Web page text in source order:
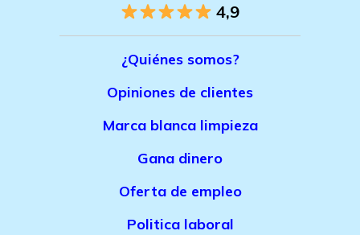
4,9
¿Quiénes somos?
Opiniones de clientes
Marca blanca limpieza
Gana dinero
Oferta de empleo
Politica laboral